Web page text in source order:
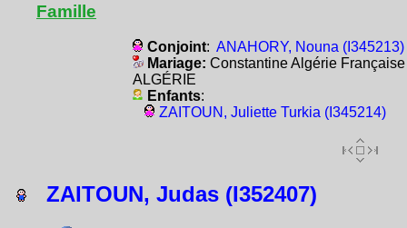
Famille
Conjoint: ANAHORY, Nouna (I345213)
Mariage: Constantine Algérie Française
ALGÉRIE
Enfants:
ZAITOUN, Juliette Turkia (I345214)
ZAITOUN, Judas (I352407)